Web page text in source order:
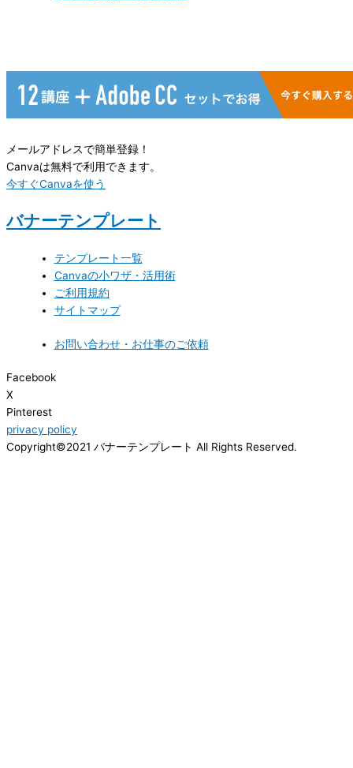
メールアドレスで簡単登録！
Canvaは無料で利用できます。
今すぐCanvaを使う
バナーテンプレート
テンプレート一覧
Canvaの小ワザ・活用術
ご利用規約
サイトマップ
お問い合わせ・お仕事のご依頼
Facebook
X
Pinterest
privacy policy
Copyright©2021 バナーテンプレート All Rights Reserved.